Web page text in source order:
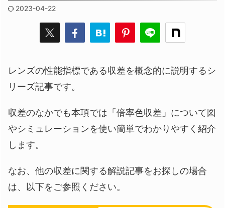
2023-04-22
レンズの性能指標である収差を概念的に説明するシ
リーズ記事です。
収差のなかでも本項では「倍率色収差」について図
やシミュレーションを使い簡単でわかりやすく紹介
します。
なお、他の収差に関する解説記事をお探しの場合
は、以下をご参照ください。